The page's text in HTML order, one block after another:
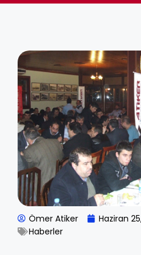
Ömer Atiker Haziran
Haberler